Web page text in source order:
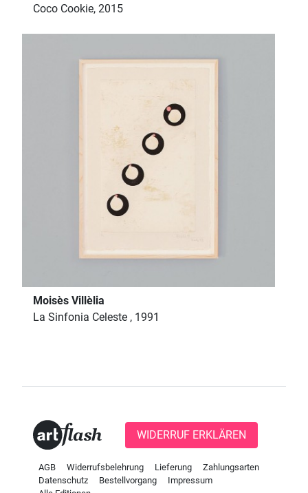
Coco Cookie, 2015
Moisès Villèlia
La Sinfonia Celeste , 1991
WIDERRUF ERKLÄREN
AGB Widerrufsbelehrung Lieferung
Zahlungsarten
Datenschutz
Bestellvorgang
Impressum